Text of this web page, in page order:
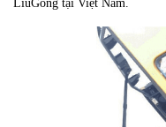
LiuGong tại Việt Nam.